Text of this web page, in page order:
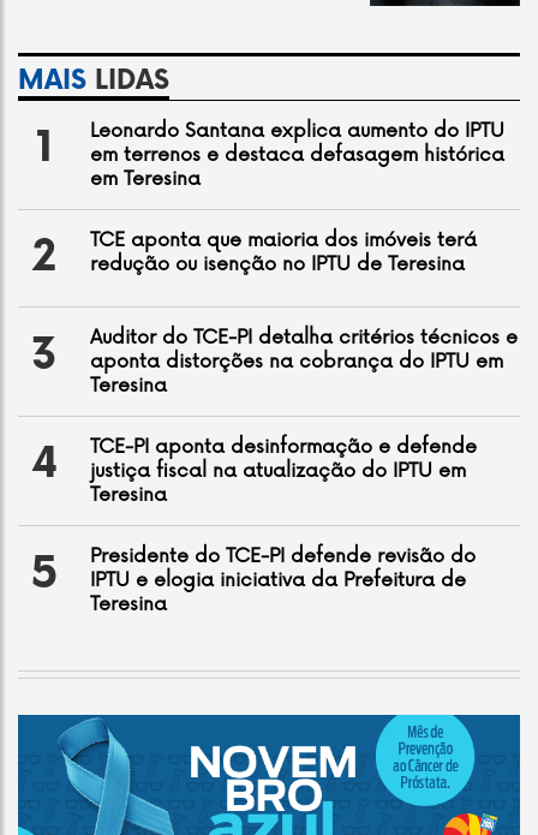
MAIS LIDAS
1
Leonardo Santana explica aumento do IPTU
em terrenos e destaca defasagem histórica
em Teresina
2
TCE aponta que maioria dos imóveis terá
redução ou isenção no IPTU de Teresina
3
Auditor do TCE-PI detalha critérios técnicos e
aponta distorções na cobrança do IPTU em
Teresina
4
TCE-PI aponta desinformação e defende
justiça fiscal na atualização do IPTU em
Teresina
5
Presidente do TCE-PI defende revisão do
IPTU e elogia iniciativa da Prefeitura de
Teresina